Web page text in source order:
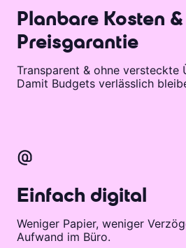
Planbare Kosten &
Preisgarantie
Transparent & ohne versteckte
Damit Budgets verlässlich
Einfach digital
Weniger Papier, weniger
Aufwand im Büro.